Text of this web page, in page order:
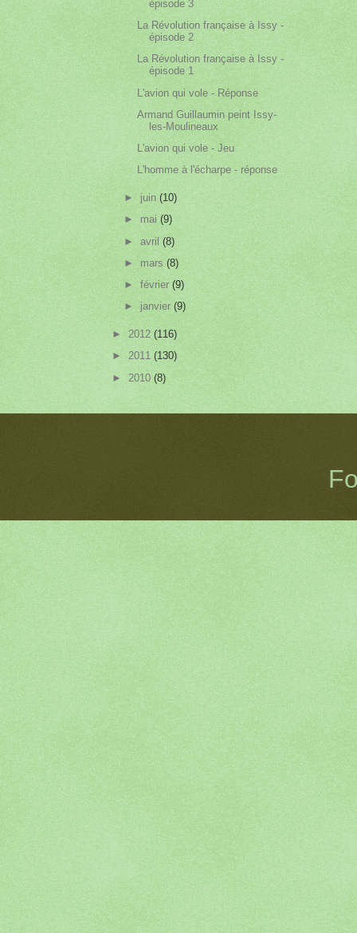
épisode 3
La Révolution française à Issy -
épisode 2
La Révolution française à Issy -
épisode 1
L'avion qui vole - Réponse
Armand Guillaumin peint Issy-
les-Moulineaux
L'avion qui vole - Jeu
L'homme à l'écharpe - réponse
► juin(10)
►mai(9)
►avril(8)
►mars(8)
►février(9)
►janvier(9)
► 2012 (116)
► 2011 (130)
► 2010 (8)